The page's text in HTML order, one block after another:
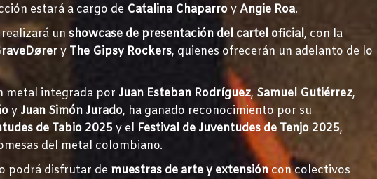
estará a cargo de Catalina ChaparroyAngie Roa.
un showcase de presentación del cartel oficial, con la
y The Gipsy Rockers, quienes ofrecerán un adelanto de lo
metal integrada por Juan Esteban Rodríguez, Samuel Gutiérrez,
y Juan Simón Jurado, ha ganado reconocimiento por su
de Tabio 2025y el Festival de Juventudes de Tenjo 2025,
del metal colombiano.
podrá disfrutar de muestras de arte y extensióncon colectivos